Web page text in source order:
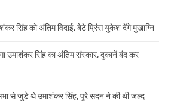
सिंह को अंतिम विदाई, बेटे प्रिंस युकेश देंगे मुखाग्नि
उमाशंकर सिंह का अंतिम संस्कार, दुकानें बंद कर
से जुड़े थे उमाशंकर सिंह, पूरे सदन ने की थी जल्द